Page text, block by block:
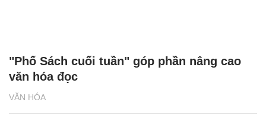
VĂN HÓA
"Phố Sách cuối tuần" góp phần nâng cao
văn hóa đọc